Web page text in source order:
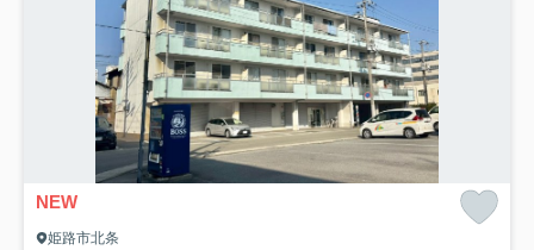
NEW
姫路市北条